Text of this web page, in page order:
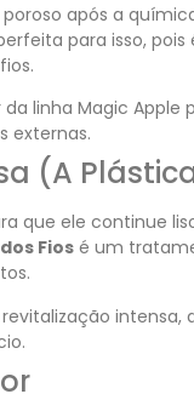
após a
para isso,
.
linha Magic Apple
externas.
(A
que ele continue
Fios é um
.
intensa,